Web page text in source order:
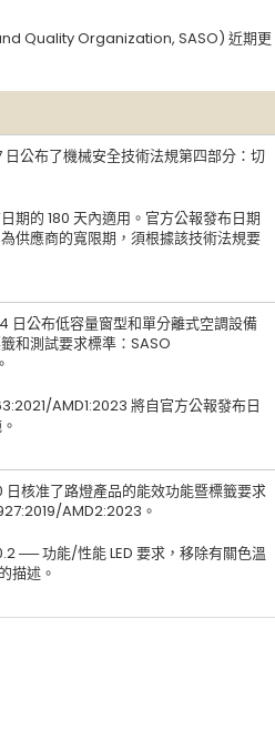
Quality Organization, SASO) 近期更
日公布了機械安全技術法規第四部分：切
期的 180 天內適用。官方公報發布日期
供應商的寬限期，須根據該技術法規要
日公布低容量窗型和單分離式空調設備
和測試要求標準：SASO
AMD1:2023 將自官方公報發布日
日核准了路燈產品的能效功能暨標籤要求
AMD2:2023。
── 功能/性能 LED 要求，移除有關色溫
描述。